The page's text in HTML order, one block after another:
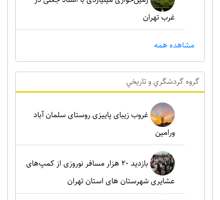
غرب تهران
مشاهده همه
گروه گردشگري و تاريخي
غروب زیبای پاییزی روستای سلمان آباد
ورامین
بازدید ۲۰ هزار مسافر نوروزی از کمپ‌های
عشایری شهرستان های استان تهران